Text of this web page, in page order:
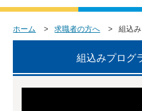
ホーム 求職者の方へ 組込
組込みプログ